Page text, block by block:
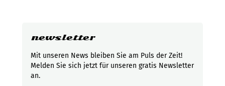
newsletter
Mit unseren News bleiben Sie am Puls der Zeit!
Melden Sie sich jetzt für unseren gratis Newsletter
an.